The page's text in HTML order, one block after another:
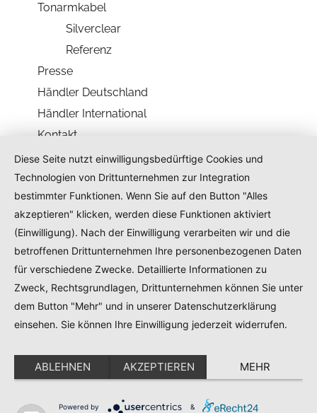
Tonarmkabel
Silverclear
Referenz
Presse
Händler Deutschland
Händler International
Kontakt
Kontakt
AMG UG (haftungsbeschränkt)
Gewerbepark A 7 92364 Deining
service@analog-manufaktur-germany.de
Impressum Datenschutz
Diese Seite nutzt einwilligungsbedürftige Cookies und
Technologien von Drittunternehmen zur Integration
bestimmter Funktionen. Wenn Sie auf den Button "Alles
akzeptieren" klicken, werden diese Funktionen aktiviert
(Einwilligung). Nach der Einwilligung verarbeiten wir und die
betroffenen Drittunternehmen Ihre personenbezogenen Daten
für verschiedene Zwecke. Detaillierte Informationen zu
Zweck, Rechtsgrundlagen, Drittunternehmen können Sie unter
dem Button "Mehr" und in unserer Datenschutzerklärung
einsehen. Sie können Ihre Einwilligung jederzeit widerrufen.
ABLEHNEN AKZEPTIEREN MEHR
Powered by &